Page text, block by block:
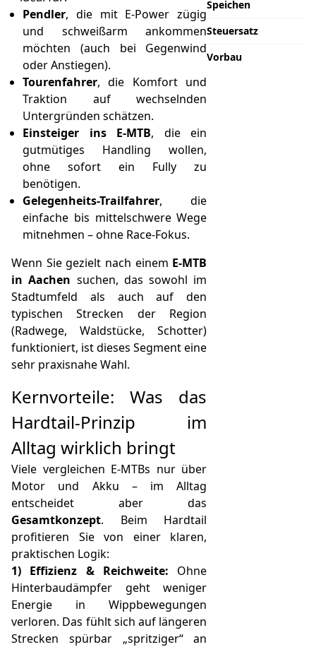
Pendler, die mit E-Power zügig
und schweißarm ankommen
möchten (auch bei Gegenwind
oder Anstiegen).
Tourenfahrer, die Komfort und
Traktion auf wechselnden
Untergründen schätzen.
Einsteiger ins E-MTB, die ein
gutmütiges Handling wollen,
ohne sofort ein Fully zu
benötigen.
Gelegenheits-Trailfahrer, die
einfache bis mittelschwere Wege
mitnehmen – ohne Race-Fokus.
Wenn Sie gezielt nach einem E-MTB
in Aachen suchen, das sowohl im
Stadtumfeld als auch auf den
typischen Strecken der Region
(Radwege, Waldstücke, Schotter)
funktioniert, ist dieses Segment eine
sehr praxisnahe Wahl.
Kernvorteile: Was das
Hardtail-Prinzip im
Alltag wirklich bringt
Viele vergleichen E-MTBs nur über
Motor und Akku – im Alltag
entscheidet aber das
Gesamtkonzept. Beim Hardtail
profitieren Sie von einer klaren,
praktischen Logik:
1) Effizienz & Reichweite: Ohne
Hinterbaudämpfer geht weniger
Energie in Wippbewegungen
verloren. Das fühlt sich auf längeren
Strecken spürbar „spritziger“ an
Speichen
Steuersatz
Vorbau